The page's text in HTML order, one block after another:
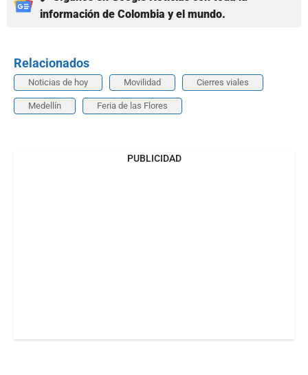
información de Colombia y el mundo.
Relacionados
Noticias de hoy Movilidad Cierres viales
Medellín Feria de las Flores
PUBLICIDAD